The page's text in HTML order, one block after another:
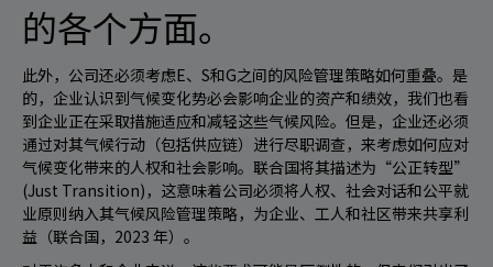
的各个方面。
此外，公司还必须考虑E、S和G之间的风险管理策略如何重叠。是
的，企业认识到气候变化势必会影响企业的资产和绩效，我们也看
到企业正在采取措施适应和减轻这些气候风险。但是，企业还必须
通过对其气候行动（包括供应链）进行尽职调查，来考虑如何应对
气候变化带来的人权和社会影响。联合国将其描述为“公正转型”
(Just Transition)，这意味着公司必须将人权、社会对话和公平就
业原则纳入其气候风险管理策略，为企业、工人和社区带来共享利
益（联合国，2023 年）。